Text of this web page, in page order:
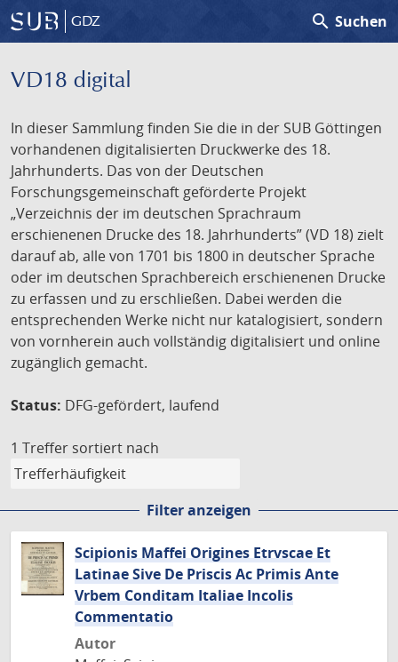
GDZ search Suchen
VD18 digital
In dieser Sammlung finden Sie die in der SUB Göttingen
vorhandenen digitalisierten Druckwerke des 18.
Jahrhunderts. Das von der Deutschen
Forschungsgemeinschaft geförderte Projekt
„Verzeichnis der im deutschen Sprachraum
erschienenen Drucke des 18. Jahrhunderts” (VD 18) zielt
darauf ab, alle von 1701 bis 1800 in deutscher Sprache
oder im deutschen Sprachbereich erschienenen Drucke
zu erfassen und zu erschließen. Dabei werden die
entsprechenden Werke nicht nur katalogisiert, sondern
von vornherein auch vollständig digitalisiert und online
zugänglich gemacht.
Status: DFG-gefördert, laufend
1 Treffer sortiert nach
Filter anzeigen
Scipionis Maffei Origines Etrvscae Et
Latinae Sive De Priscis Ac Primis Ante
Vrbem Conditam Italiae Incolis
Commentatio
Autor